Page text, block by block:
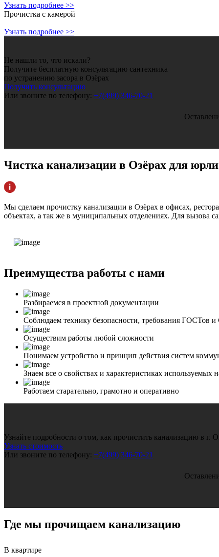
Узнать подробнее >>
Прочистка с камерой
Узнать подробнее >>
Не нашли то, что искали?
Получите бесплатную консультацию сантехника
по устранению засора в Озёрах
Получить консультацию
Или звоните по телефону: +7(499) 346-70-21
Чистка канализации в Озёрах для
Мы сделаем прочистку канализации в Озёрах в офисах,
объектах, а так же в муниципальных отделениях. Для вызова
Преимущества работы с нами
Разбираемся в проектной документации
Соблюдаем технику безопасности, требования ГОСТов
Осуществим работы любой сложности
Понимаем устройство и принцип действия систем
Знаем все о свойствах и характеристиках используемых
Работаем старательно, грамотно и оперативно
Узнайте подробности о том, как прочистить канализацию в г.
Узнать стоимость
Или звоните по телефону: +7(499) 346-70-21
Где мы прочищаем канализацию
В квартире